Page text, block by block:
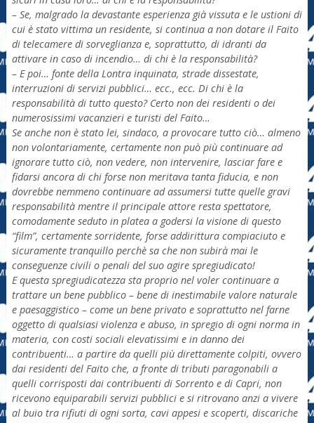
– Se, malgrado la devastante esperienza già vissuta e le ustioni di
cui è stato vittima un residente, si continua a non dotare il Faito
di telecamere di sorveglianza e, soprattutto, di idranti da
attivare in caso di incendio… di chi è la responsabilità?
– E poi… fonte della Lontra inquinata, strade dissestate,
interruzioni di servizi pubblici… ecc., ecc. Di chi è la
responsabilità di tutto questo? Certo non dei residenti o dei
numerosissimi vacanzieri e turisti del Faito…
Se anche non è stato lei, sindaco, a provocare tutto ciò… almeno
non volontariamente, certamente non può più continuare ad
ignorare tutto ciò, non vedere, non intervenire, lasciar fare e
fidarsi ancora di chi forse non meritava tanta fiducia, e non
dovrebbe nemmeno continuare ad assumersi tutte quelle gravi
responsabilità mentre il principale attore resta spettatore,
comodamente seduto in platea a godersi la visione di questo
“film”, certamente sorridente, forse addirittura compiaciuto e
sicuramente tranquillo perchè sa che non subirà mai le
conseguenze civili o penali del suo agire spregiudicato!
E questa spregiudicatezza sta proprio nel voler continuare a
trattare un bene pubblico – bene di inestimabile valore naturale
e paesaggistico – come un bene privato e soprattutto nel farne
oggetto di qualsiasi violenza e abuso, in spregio di ogni norma in
materia, con costi sociali elevatissimi e in danno dei
contribuenti… a partire da quelli più direttamente colpiti, ovvero
dai residenti del Faito che, a fronte di tributi paragonabili a
quelli corrisposti dai contribuenti di Sorrento e di Capri, non
ricevono equiparabili servizi pubblici e si ritrovano anzi a vivere
al buio tra rifiuti di ogni sorta, cavi appesi e scoperti, discariche